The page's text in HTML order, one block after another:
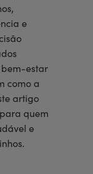
e
bem-estar
como a
artigo
quem
e